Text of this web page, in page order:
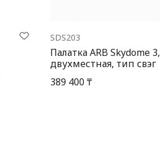
SDS203
Палатка ARB Skydome 3,
двухместная, тип свэг
389 400 ₸